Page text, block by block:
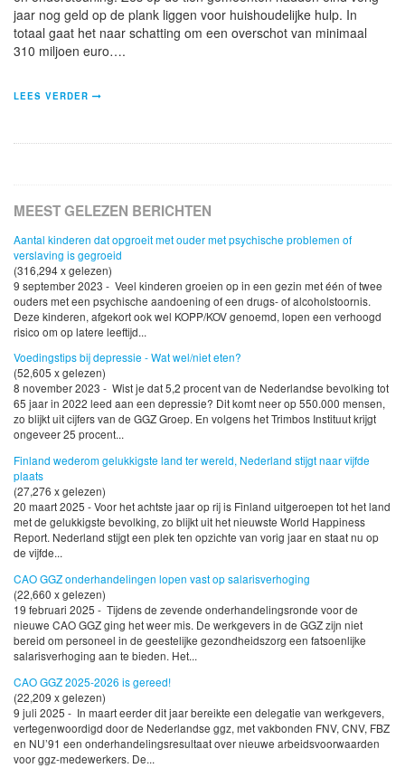
jaar nog geld op de plank liggen voor huishoudelijke hulp. In
totaal gaat het naar schatting om een overschot van minimaal
310 miljoen euro….
LEES VERDER
MEEST GELEZEN BERICHTEN
Aantal kinderen dat opgroeit met ouder met psychische problemen of
verslaving is gegroeid
(316,294 x gelezen)
9 september 2023 - Veel kinderen groeien op in een gezin met één of twee
ouders met een psychische aandoening of een drugs- of alcoholstoornis.
Deze kinderen, afgekort ook wel KOPP/KOV genoemd, lopen een verhoogd
risico om op latere leeftijd...
Voedingstips bij depressie - Wat wel/niet eten?
(52,605 x gelezen)
8 november 2023 - Wist je dat 5,2 procent van de Nederlandse bevolking tot
65 jaar in 2022 leed aan een depressie? Dit komt neer op 550.000 mensen,
zo blijkt uit cijfers van de GGZ Groep. En volgens het Trimbos Instituut krijgt
ongeveer 25 procent...
Finland wederom gelukkigste land ter wereld, Nederland stijgt naar vijfde
plaats
(27,276 x gelezen)
20 maart 2025 - Voor het achtste jaar op rij is Finland uitgeroepen tot het land
met de gelukkigste bevolking, zo blijkt uit het nieuwste World Happiness
Report. Nederland stijgt een plek ten opzichte van vorig jaar en staat nu op
de vijfde...
CAO GGZ onderhandelingen lopen vast op salarisverhoging
(22,660 x gelezen)
19 februari 2025 - Tijdens de zevende onderhandelingsronde voor de
nieuwe CAO GGZ ging het weer mis. De werkgevers in de GGZ zijn niet
bereid om personeel in de geestelijke gezondheidszorg een fatsoenlijke
salarisverhoging aan te bieden. Het...
CAO GGZ 2025-2026 is gereed!
(22,209 x gelezen)
9 juli 2025 - In maart eerder dit jaar bereikte een delegatie van werkgevers,
vertegenwoordigd door de Nederlandse ggz, met vakbonden FNV, CNV, FBZ
en NU’91 een onderhandelingsresultaat over nieuwe arbeidsvoorwaarden
voor ggz-medewerkers. De...